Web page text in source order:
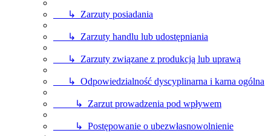
↳ Zarzuty posiadania
↳ Zarzuty handlu lub udostępniania
↳ Zarzuty związane z produkcją lub uprawą
↳ Odpowiedzialność dyscyplinarna i karna ogólna
↳ Zarzut prowadzenia pod wpływem
↳ Postępowanie o ubezwłasnowolnienie